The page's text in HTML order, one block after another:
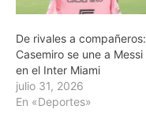
De rivales a compañeros:
Casemiro se une a Messi
en el Inter Miami
julio 31, 2026
En «Deportes»